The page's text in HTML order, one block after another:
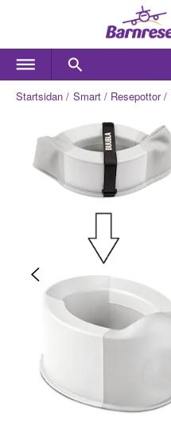
Startsidan Smart Resepottor